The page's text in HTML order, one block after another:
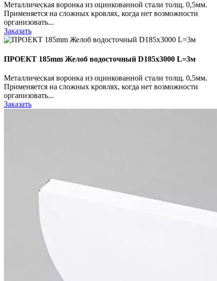
Металлическая воронка из оцинкованной стали толщ. 0,5мм.
Применяется на сложных кровлях, когда нет возможности
организовать...
Заказать
ПРОЕКТ 185mm Желоб водосточный D185х3000 L=3м
Металлическая воронка из оцинкованной стали толщ. 0,5мм.
Применяется на сложных кровлях, когда нет возможности
организовать...
Заказать